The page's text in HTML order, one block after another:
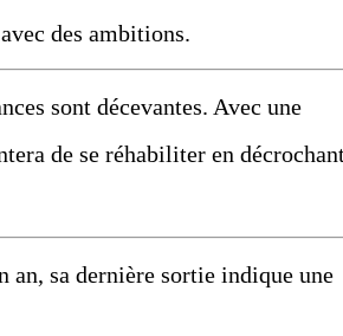
des ambitions.
sont décevantes. Avec une
de se réhabiliter en
an, sa dernière sortie indique une